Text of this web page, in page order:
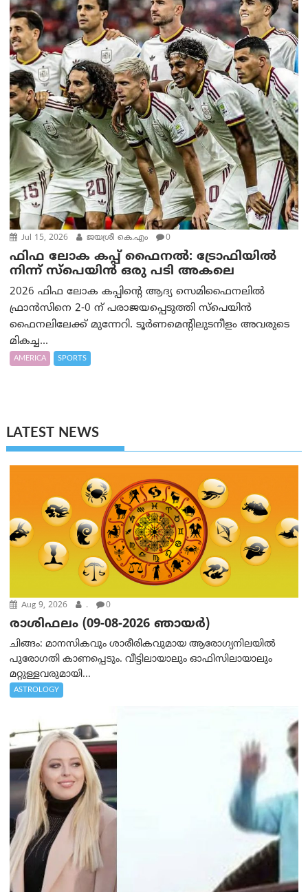
Jul 15, 2026 ജയശ്രീ കെ.എം 0
ഫിഫ ലോക കപ്പ് ഫൈനൽ: ട്രോഫിയിൽ
നിന്ന് സ്പെയിൻ ഒരു പടി അകലെ
2026 ഫിഫ ലോക കപ്പിന്റെ ആദ്യ സെമിഫൈനലിൽ
ഫ്രാൻസിനെ 2-0 ന് പരാജയപ്പെടുത്തി സ്പെയിൻ
ഫൈനലിലേക്ക് മുന്നേറി. ടൂർണമെന്റിലുടനീളം അവരുടെ
മികച്ച...
AMERICA SPORTS
LATEST NEWS
Aug 9, 2026 . 0
രാശിഫലം (09-08-2026 ഞായര്‍)
ചിങ്ങം: മാനസികവും ശാരീരികവുമായ ആരോഗ്യനിലയിൽ
പുരോഗതി കാണപ്പെടും. വീട്ടിലായാലും ഓഫിസിലായാലും
മറ്റുള്ളവരുമായി...
ASTROLOGY